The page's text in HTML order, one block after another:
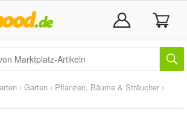
› Garten › Pflanzen, Bäume & Sträucher ›